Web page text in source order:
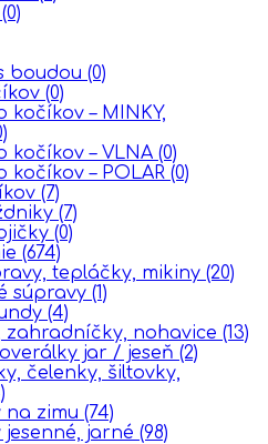
(0)
boudou (0)
(0)
kočíkov – MINKY,
kočíkov – VLNA (0)
kočíkov – POLAR (0)
(7)
(7)
(0)
(674)
tepláčky, mikiny (20)
súpravy (1)
(4)
zahradníčky, nohavice (13)
jar / jeseň (2)
čelenky, šiltovky,
na zimu (74)
jarné (98)